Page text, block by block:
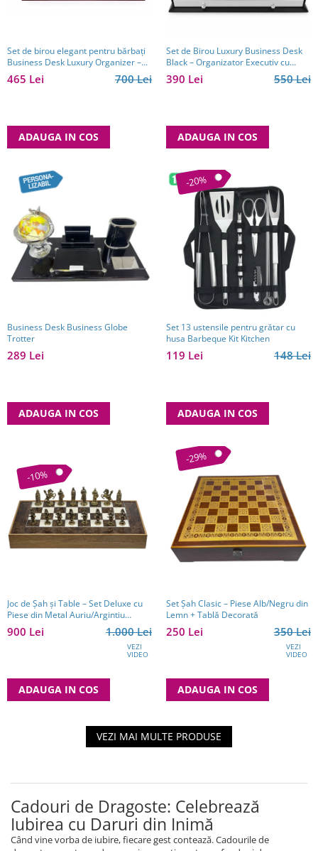
Set de birou elegant pentru bărbați
Business Desk Luxury Organizer –
cadou premium
700 Lei
465 Lei
ADAUGA IN COS
Set de Birou Luxury Business Desk
Black – Organizator Executiv cu
Ceas și Accesorii
550 Lei
390 Lei
ADAUGA IN COS
Business Desk Business Globe
Trotter
289 Lei
ADAUGA IN COS
-20%
Set 13 ustensile pentru grătar cu
husa Barbeque Kit Kitchen
148 Lei
119 Lei
ADAUGA IN COS
-10%
Joc de Șah și Table – Set Deluxe cu
Piese din Metal Auriu/Argintiu
Sculptate Manual
1.000 Lei
900 Lei
VEZI
VIDEO
ADAUGA IN COS
-29%
Set Șah Clasic – Piese Alb/Negru din
Lemn + Tablă Decorată
350 Lei
250 Lei
VEZI
VIDEO
ADAUGA IN COS
VEZI MAI MULTE PRODUSE
Cadouri de Dragoste: Celebrează
Iubirea cu Daruri din Inimă
Când vine vorba de iubire, fiecare gest contează. Cadourile de